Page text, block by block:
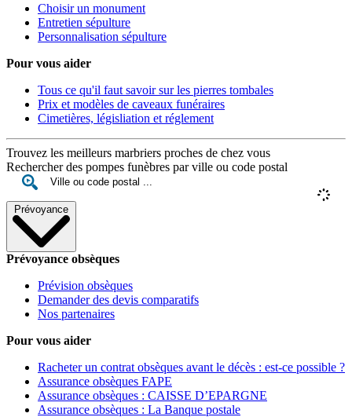
Choisir un monument
Entretien sépulture
Personnalisation sépulture
Pour vous aider
Tous ce qu'il faut savoir sur les pierres tombales
Prix et modèles de caveaux funéraires
Cimetières, législiation et réglement
Trouvez les meilleurs marbriers proches de chez vous
Rechercher des pompes funèbres par ville ou code postal
Prévoyance
Prévoyance obsèques
Prévision obsèques
Demander des devis comparatifs
Nos partenaires
Pour vous aider
Racheter un contrat obsèques avant le décès : est-ce possible ?
Assurance obsèques FAPE
Assurance obsèques : CAISSE D’EPARGNE
Assurance obsèques : La Banque postale